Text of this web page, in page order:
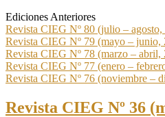
Ediciones Anteriores
Revista CIEG Nº 80 (julio – agosto,
Revista CIEG Nº 79 (mayo – junio,
Revista CIEG Nº 78 (marzo – abril,
Revista CIEG Nº 77 (enero –
Revista CIEG Nº 76 (noviembre –
Revista CIEG Nº 36